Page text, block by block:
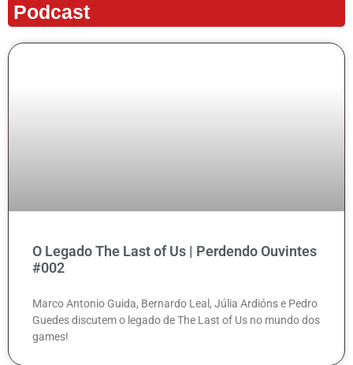
Podcast
O Legado The Last of Us | Perdendo Ouvintes
#002
Marco Antonio Guida, Bernardo Leal, Júlia Ardións e Pedro
Guedes discutem o legado de The Last of Us no mundo dos
games!